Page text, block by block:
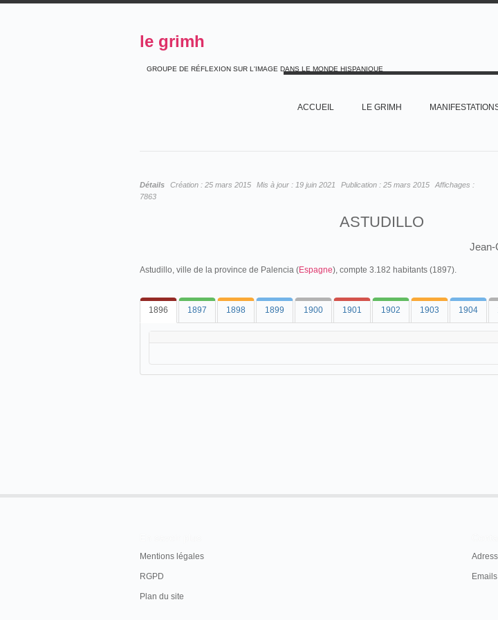
le grimh
GROUPE DE RÉFLEXION SUR L'IMAGE DANS LE MONDE HISPANIQUE
ACCUEIL LE GRIMH
Détails Création : 25 mars 2015 Mis à jour : 19 juin 2021 Publication : 25 mars 2015
Affichages :
7863
ASTUDILLO
Jean-
Astudillo, ville de la province de Palencia (Espagne), compte 3.182 habitants (1897).
1896 1897 1898 1899 1900 1901 1902 1903 1904
Mentions légales
RGPD
Plan du site
Emails